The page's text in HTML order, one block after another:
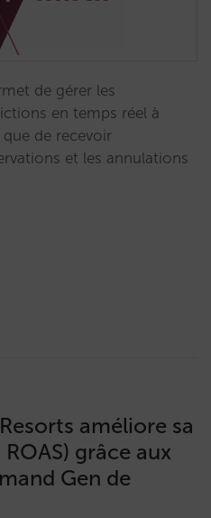
de gérer les
en temps réel à
de recevoir
et les annulations
améliore sa
grâce aux
Gen de